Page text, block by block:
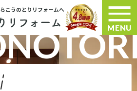
こうのとりリフォームへ
MENU